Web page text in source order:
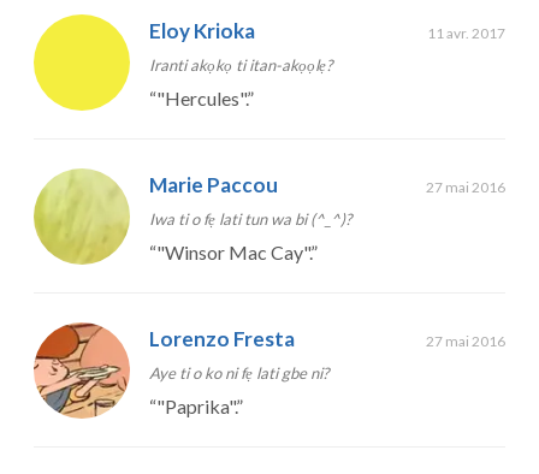
Eloy Krioka 11 avr. 2017
Iranti akọkọ ti itan-akọọlẹ?
“"Hercules".”
Marie Paccou 27 mai 2016
Iwa ti o fẹ lati tun wa bi (^_^)?
“"Winsor Mac Cay".”
Lorenzo Fresta 27 mai 2016
Aye ti o ko ni fẹ lati gbe ni?
“"Paprika".”